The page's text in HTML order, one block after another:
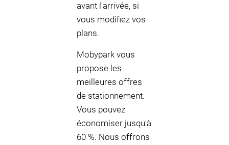
avant l'arrivée, si
vous modifiez vos
plans.
Mobypark vous
propose les
meilleures offres
de stationnement.
Vous pouvez
économiser jusqu'à
60 %. Nous offrons